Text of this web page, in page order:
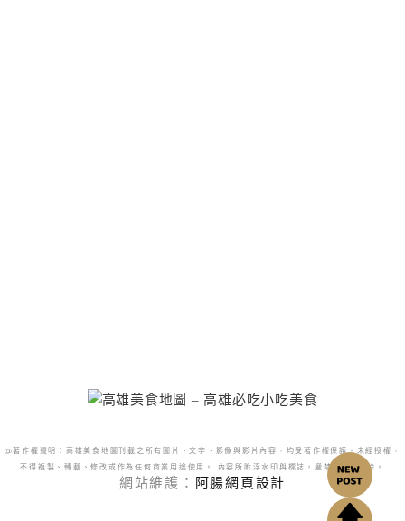
@著作權聲明：高雄美食地圖刊載之所有圖片、文字、影像與影片內容，均受著作權保護。未經授權，
不得複製、轉載、修改或作為任何商業用途使用。 內容所附浮水印與標誌，嚴禁更改或移除。
網站維護： 阿腸網頁設計